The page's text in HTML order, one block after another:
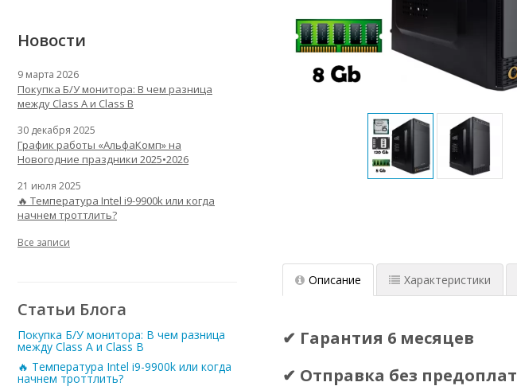
Описание Характеристики
✔ Гарантия 6 месяцев
✔ Отправка без предоплат
Новости
9 марта 2026
Покупка Б/У монитора: В чем разница
между Class A и Class B
30 декабря 2025
График работы «АльфаКомп» на
Новогодние праздники 2025•2026
21 июля 2025
🔥 Температура Intel i9-9900k или когда
начнем троттлить?
Все записи
Статьи Блога
Покупка Б/У монитора: В чем разница
между Class A и Class B
🔥 Температура Intel i9-9900k или когда
начнем троттлить?